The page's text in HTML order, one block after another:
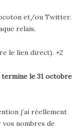
et/ou Twitter.
relais.
le lien direct). +2
le 31 octobre
j’ai réellement
nombres de